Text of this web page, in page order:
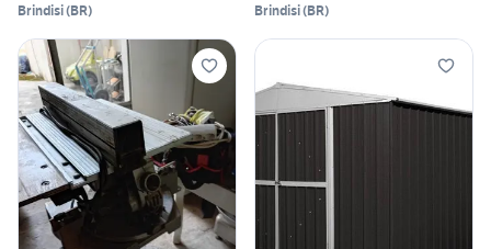
Brindisi(BR) Brindisi(BR)